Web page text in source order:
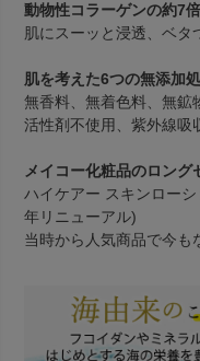
動物性コラーゲンの約7
肌にスーッと浸透、ベタ
肌を考えた6つの無添加
無香料、無着色料、無鉱
活性剤不使用、紫外線吸
メイコー化粧品のロング
ハイケアー スキンロー
年リニューアル)
当時から人気商品で今も